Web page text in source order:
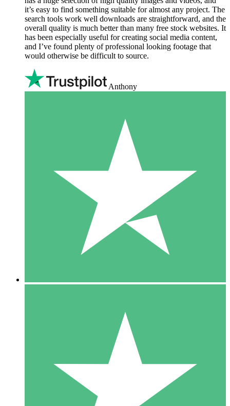
it’s easy to find something suitable for almost any project. The
search tools work well downloads are straightforward, and the
overall quality is much better than many free stock websites. It
has been especially useful for creating social media content,
and I’ve found plenty of professional looking footage that
would otherwise be difficult to source.
Anthony